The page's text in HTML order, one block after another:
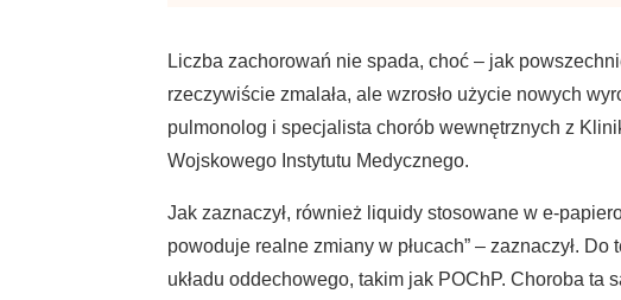
Liczba zachorowań nie spada, choć – jak
rzeczywiście zmalała, ale wzrosło użycie nowych
pulmonolog i specjalista chorób wewnętrznych z
Wojskowego Instytutu Medycznego.
Jak zaznaczył, również liquidy stosowane w e-
powoduje realne zmiany w płucach” – zaznaczył.
układu oddechowego, takim jak POChP. Choroba